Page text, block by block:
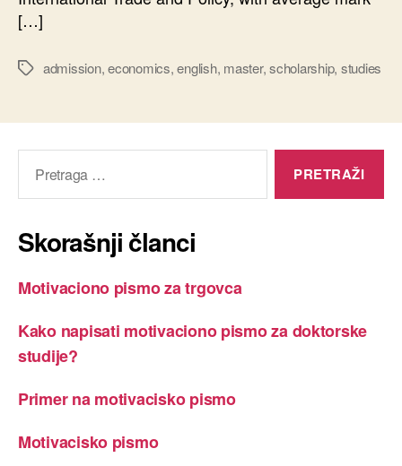
[…]
Oznakeadmission,economics,english, master,scholarship, studies
Skorašnji članci
Motivaciono pismo za trgovca
Kako napisati motivaciono pismo za doktorske
studije?
Primer na motivacisko pismo
Motivacisko pismo